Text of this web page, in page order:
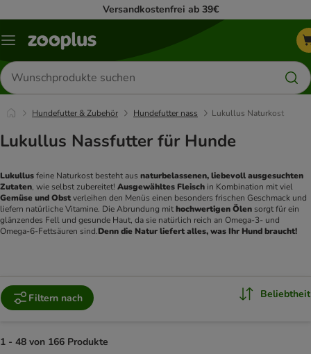
Versandkostenfrei ab 39€
Menü
Produkte
suchen
Hundefutter & Zubehör Hundefutter nass Lukullus Naturkost
Lukullus Nassfutter für Hunde
Lukullus feine Naturkost besteht aus naturbelassenen, liebevoll ausgesuchten
Zutaten, wie selbst zubereitet! Ausgewähltes Fleisch
Gemüse und Obst verleihen den Menüs einen besonders frischen Geschmack und
liefern natürliche Vitamine. Die Abrundung mit hochwertigen Ölen sorgt für ein
glänzendes Fell und gesunde Haut, da sie natürlich reich an Omega-3- und
Omega-6-Fettsäuren sind.Denn die Natur liefert alles, was Ihr Hund braucht!
Filtern nach Beliebtheit
1 - 48 von 166 Produkte